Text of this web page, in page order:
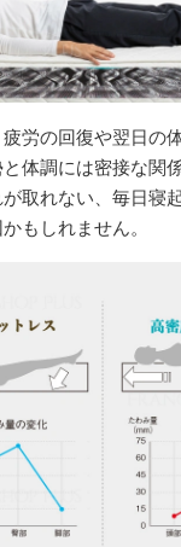
労の回復や翌日の
体調には密接な関
取れない、毎日寝
もしれません。